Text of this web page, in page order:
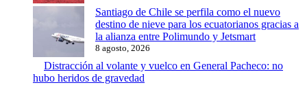
Santiago de Chile se perfila como el nuevo
destino de nieve para los ecuatorianos gracias a
la alianza entre Polimundo y Jetsmart
8 agosto, 2026
Distracción al volante y vuelco en General Pacheco: no
hubo heridos de gravedad